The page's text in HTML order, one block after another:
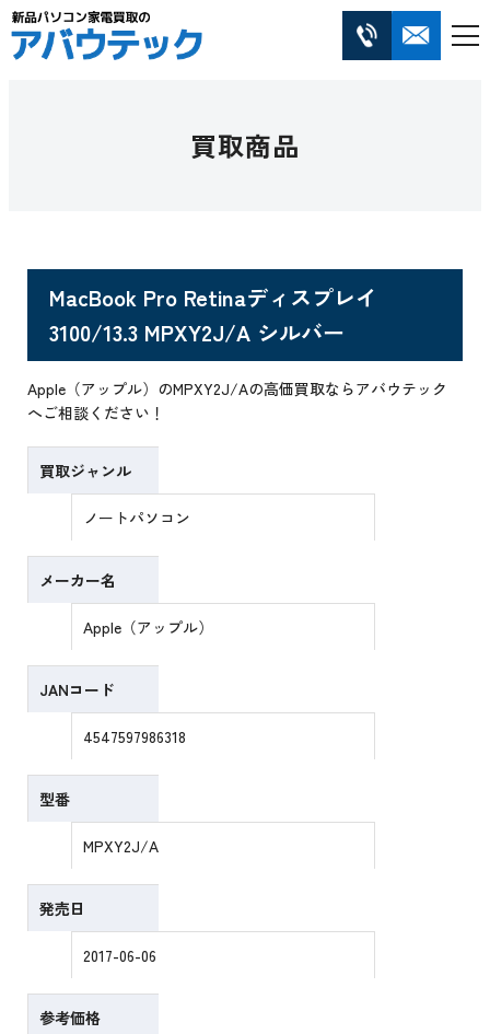
買取商品
MacBook Pro Retinaディスプレイ
3100/13.3 MPXY2J/A シルバー
Apple（アップル）のMPXY2J/Aの高価買取ならアバウテック
へご相談ください！
買取ジャンル
ノートパソコン
メーカー名
Apple（アップル）
JANコード
4547597986318
型番
MPXY2J/A
発売日
2017-06-06
参考価格